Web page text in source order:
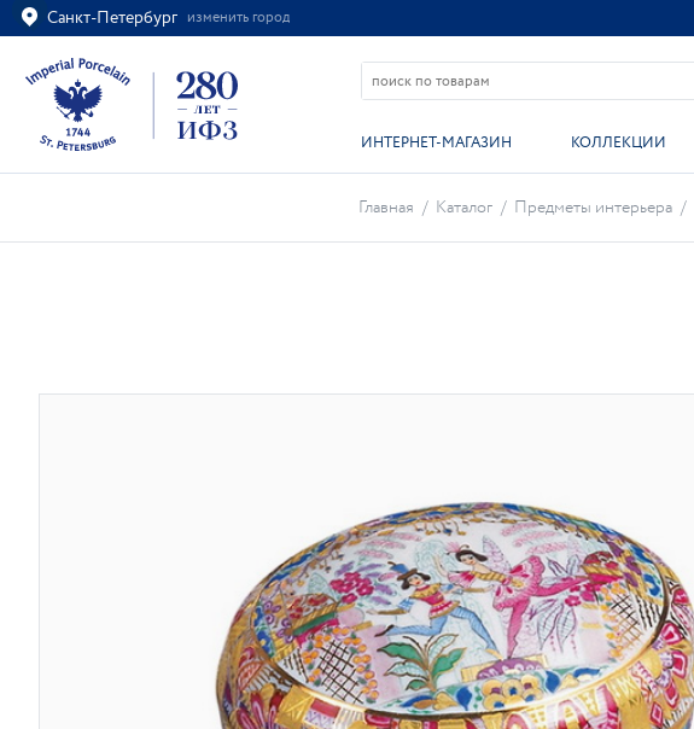
Санкт-Петербург изменить город
Ваш город Санкт-Петербург?
ВСЁ ВЕРНО ИЗМЕНИТЬ
ИНТЕРНЕТ-МАГАЗИН КОЛЛЕКЦИИ
Главная / Каталог / Предметы интерьера /